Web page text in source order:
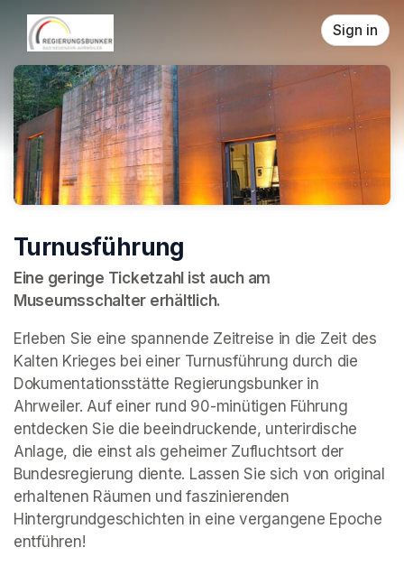
Skip header
Sign in
Turnusführung
Eine geringe Ticketzahl ist auch am
Museumsschalter erhältlich.
Erleben Sie eine spannende Zeitreise in die Zeit des
Kalten Krieges bei einer Turnusführung durch die
Dokumentationsstätte Regierungsbunker in
Ahrweiler. Auf einer rund 90-minütigen Führung
entdecken Sie die beeindruckende, unterirdische
Anlage, die einst als geheimer Zufluchtsort der
Bundesregierung diente. Lassen Sie sich von original
erhaltenen Räumen und faszinierenden
Hintergrundgeschichten in eine vergangene Epoche
entführen!